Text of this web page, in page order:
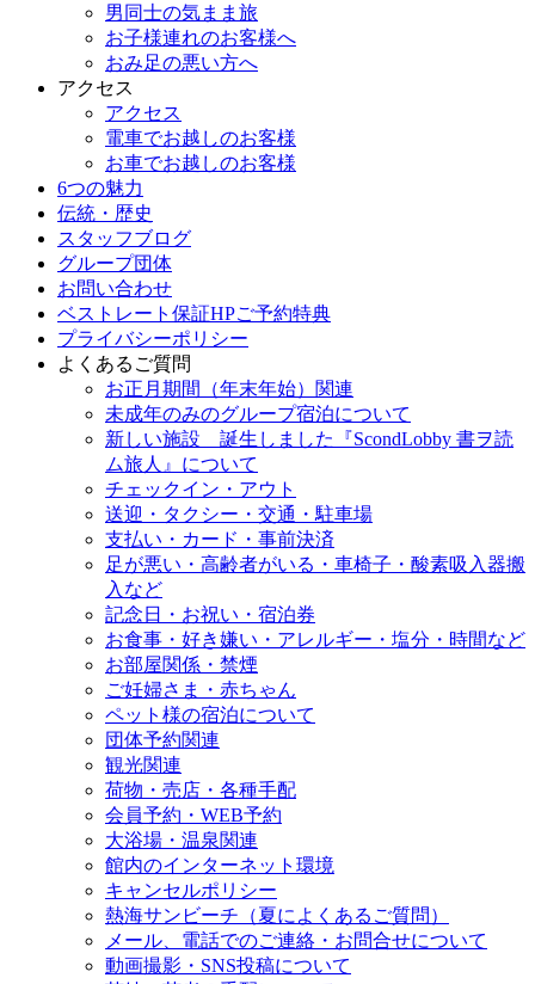
男同士の気まま旅
お子様連れのお客様へ
おみ足の悪い方へ
アクセス
アクセス
電車でお越しのお客様
お車でお越しのお客様
6つの魅力
伝統・歴史
スタッフブログ
グループ団体
お問い合わせ
ベストレート保証HPご予約特典
プライバシーポリシー
よくあるご質問
お正月期間（年末年始）関連
未成年のみのグループ宿泊について
新しい施設 誕生しました『ScondLobby 書ヲ読
ム旅人』について
チェックイン・アウト
送迎・タクシー・交通・駐車場
支払い・カード・事前決済
足が悪い・高齢者がいる・車椅子・酸素吸入器搬
入など
記念日・お祝い・宿泊券
お食事・好き嫌い・アレルギー・塩分・時間など
お部屋関係・禁煙
ご妊婦さま・赤ちゃん
ペット様の宿泊について
団体予約関連
観光関連
荷物・売店・各種手配
会員予約・WEB予約
大浴場・温泉関連
館内のインターネット環境
キャンセルポリシー
熱海サンビーチ（夏によくあるご質問）
メール、電話でのご連絡・お問合せについて
動画撮影・SNS投稿について